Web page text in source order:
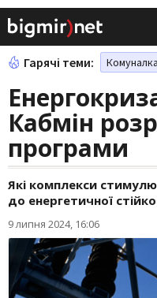
Гарячі теми: Комуналка
Кабмін
програми
Які комплекси
до енергетичної
9 липня 2024, 16:06